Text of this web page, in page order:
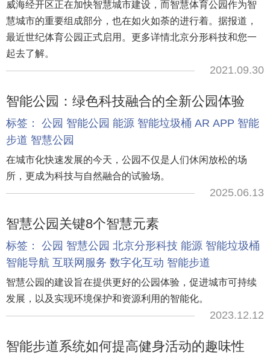
威海经开区正在加快智慧城市建设，而智慧体育公园作为智
慧城市的重要组成部分，也在如火如荼的进行着。据报道，
最近世纪体育公园正式启用。更多详情北京分形科技和您一
起去了解。
2021.09.30
智能公园：绿色科技融合的全新公园体验
标签： 公园 智能公园 能源 智能垃圾桶 AR APP 智能
步道 智慧公园
在城市化快速发展的今天，公园不仅是人们休闲放松的场
所，更成为科技与自然融合的试验场。
2025.06.13
智慧公园关键8个智慧元素
标签： 公园 智慧公园 北京分形科技 能源 智能垃圾桶
智能导航 互联网服务 数字化互动 智能步道
智慧公园的建设旨在提供更好的公园体验，促进城市可持续
发展，以及实现环境保护和资源利用的智能化。
2023.12.12
智能步道系统如何提高健身活动的趣味性